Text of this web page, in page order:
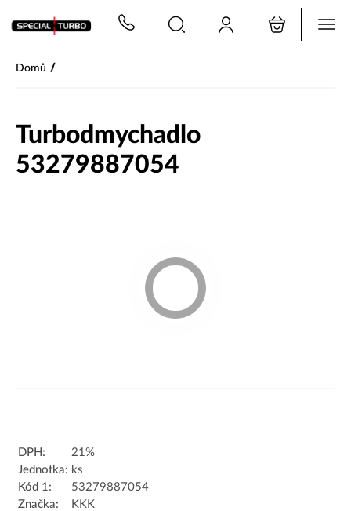
Domů /
Turbodmychadlo
53279887054
DPH:
21%
Jednotka: ks
Kód 1:
53279887054
Značka:
KKK